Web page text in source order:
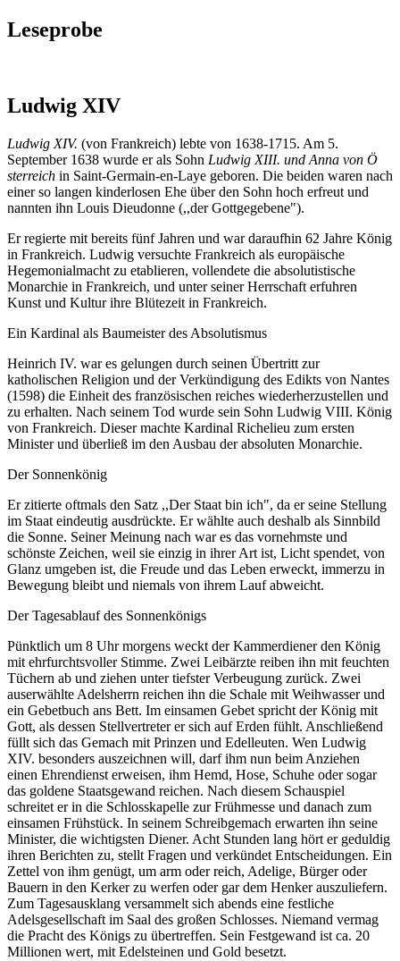
Leseprobe
Ludwig XIV
Ludwig XIV. (von Frankreich) lebte von 1638-1715. Am 5.
September 1638 wurde er als Sohn Ludwig XIII. und Anna von Ö
sterreich in Saint-Germain-en-Laye geboren. Die beiden waren nach
einer so langen kinderlosen Ehe über den Sohn hoch erfreut und
nannten ihn Louis Dieudonne (,,der Gottgegebene").
Er regierte mit bereits fünf Jahren und war daraufhin 62 Jahre König
in Frankreich. Ludwig versuchte Frankreich als europäische
Hegemonialmacht zu etablieren, vollendete die absolutistische
Monarchie in Frankreich, und unter seiner Herrschaft erfuhren
Kunst und Kultur ihre Blütezeit in Frankreich.
Ein Kardinal als Baumeister des Absolutismus
Heinrich IV. war es gelungen durch seinen Übertritt zur
katholischen Religion und der Verkündigung des Edikts von Nantes
(1598) die Einheit des französischen reiches wiederherzustellen und
zu erhalten. Nach seinem Tod wurde sein Sohn Ludwig VIII. König
von Frankreich. Dieser machte Kardinal Richelieu zum ersten
Minister und überließ im den Ausbau der absoluten Monarchie.
Der Sonnenkönig
Er zitierte oftmals den Satz ,,Der Staat bin ich", da er seine Stellung
im Staat eindeutig ausdrückte. Er wählte auch deshalb als Sinnbild
die Sonne. Seiner Meinung nach war es das vornehmste und
schönste Zeichen, weil sie einzig in ihrer Art ist, Licht spendet, von
Glanz umgeben ist, die Freude und das Leben erweckt, immerzu in
Bewegung bleibt und niemals von ihrem Lauf abweicht.
Der Tagesablauf des Sonnenkönigs
Pünktlich um 8 Uhr morgens weckt der Kammerdiener den König
mit ehrfurchtsvoller Stimme. Zwei Leibärzte reiben ihn mit feuchten
Tüchern ab und ziehen unter tiefster Verbeugung zurück. Zwei
auserwählte Adelsherrn reichen ihn die Schale mit Weihwasser und
ein Gebetbuch ans Bett. Im einsamen Gebet spricht der König mit
Gott, als dessen Stellvertreter er sich auf Erden fühlt. Anschließend
füllt sich das Gemach mit Prinzen und Edelleuten. Wen Ludwig
XIV. besonders auszeichnen will, darf ihm nun beim Anziehen
einen Ehrendienst erweisen, ihm Hemd, Hose, Schuhe oder sogar
das goldene Staatsgewand reichen. Nach diesem Schauspiel
schreitet er in die Schlosskapelle zur Frühmesse und danach zum
einsamen Frühstück. In seinem Schreibgemach erwarten ihn seine
Minister, die wichtigsten Diener. Acht Stunden lang hört er geduldig
ihren Berichten zu, stellt Fragen und verkündet Entscheidungen. Ein
Zettel von ihm genügt, um arm oder reich, Adelige, Bürger oder
Bauern in den Kerker zu werfen oder gar dem Henker auszuliefern.
Zum Tagesausklang versammelt sich abends eine festliche
Adelsgesellschaft im Saal des großen Schlosses. Niemand vermag
die Pracht des Königs zu übertreffen. Sein Festgewand ist ca. 20
Millionen wert, mit Edelsteinen und Gold besetzt.